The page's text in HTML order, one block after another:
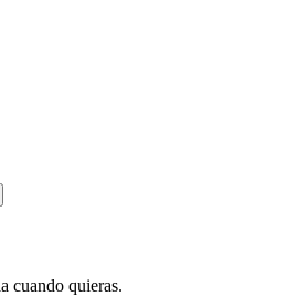
cuando quieras.